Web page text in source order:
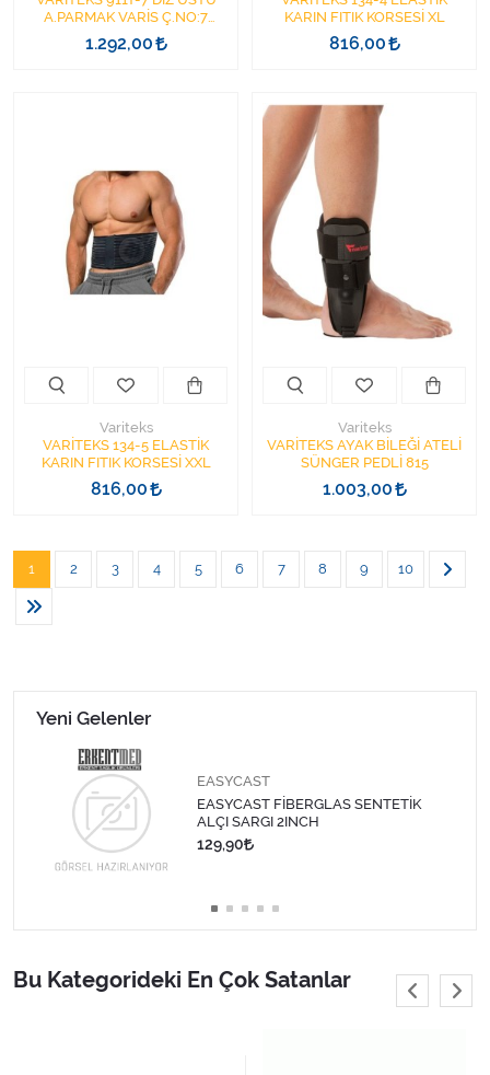
A.PARMAK VARİS Ç.NO:7
SİYAH
1.292,00
KARIN FITIK KORSESİ XL
816,00
Variteks
VARİTEKS 134-5 ELASTİK
KARIN FITIK KORSESİ XXL
816,00
Variteks
VARİTEKS AYAK BİLEĞİ ATELİ
SÜNGER PEDLİ 815
1.003,00
1 2 3 4 5 6 7 8 9 10
Yeni Gelenler
EASYCAST
EASYCAST FİBERGLAS SENTETİK
ALÇI SARGI 2INCH
129,90
Bu Kategorideki En Çok Satanlar